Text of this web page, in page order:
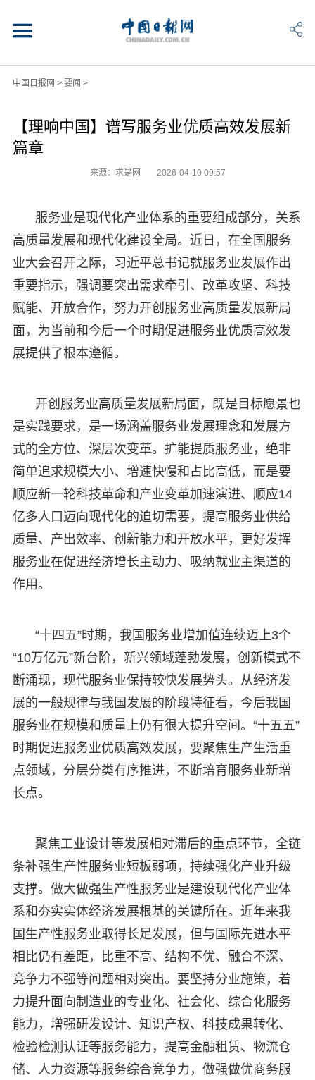
中国日报网 > 要闻 >
【理响中国】谱写服务业优质高效发展新
篇章
来源：求是网 2026-04-10 09:57
服务业是现代化产业体系的重要组成部分，关系
高质量发展和现代化建设全局。近日，在全国服务
业大会召开之际，习近平总书记就服务业发展作出
重要指示，强调要突出需求牵引、改革攻坚、科技
赋能、开放合作，努力开创服务业高质量发展新局
面，为当前和今后一个时期促进服务业优质高效发
展提供了根本遵循。
开创服务业高质量发展新局面，既是目标愿景也
是实践要求，是一场涵盖服务业发展理念和发展方
式的全方位、深层次变革。扩能提质服务业，绝非
简单追求规模大小、增速快慢和占比高低，而是要
顺应新一轮科技革命和产业变革加速演进、顺应14
亿多人口迈向现代化的迫切需要，提高服务业供给
质量、产出效率、创新能力和开放水平，更好发挥
服务业在促进经济增长主动力、吸纳就业主渠道的
作用。
“十四五”时期，我国服务业增加值连续迈上3个
“10万亿元”新台阶，新兴领域蓬勃发展，创新模式不
断涌现，现代服务业保持较快发展势头。从经济发
展的一般规律与我国发展的阶段特征看，今后我国
服务业在规模和质量上仍有很大提升空间。“十五五”
时期促进服务业优质高效发展，要聚焦生产生活重
点领域，分层分类有序推进，不断培育服务业新增
长点。
聚焦工业设计等发展相对滞后的重点环节，全链
条补强生产性服务业短板弱项，持续强化产业升级
支撑。做大做强生产性服务业是建设现代化产业体
系和夯实实体经济发展根基的关键所在。近年来我
国生产性服务业取得长足发展，但与国际先进水平
相比仍有差距，比重不高、结构不优、融合不深、
竞争力不强等问题相对突出。要坚持分业施策，着
力提升面向制造业的专业化、社会化、综合化服务
能力，增强研发设计、知识产权、科技成果转化、
检验检测认证等服务能力，提高金融租赁、物流仓
储、人力资源等服务综合竞争力，做强做优商务服